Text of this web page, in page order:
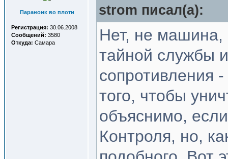
Параноик во плоти
Регистрация: 30.06.2008
Сообщений: 3580
Откуда: Самара
strom писал(a):
Нет, не машина,
тайной службы
сопротивления
того, чтобы
объяснимо,
Контроля, но,